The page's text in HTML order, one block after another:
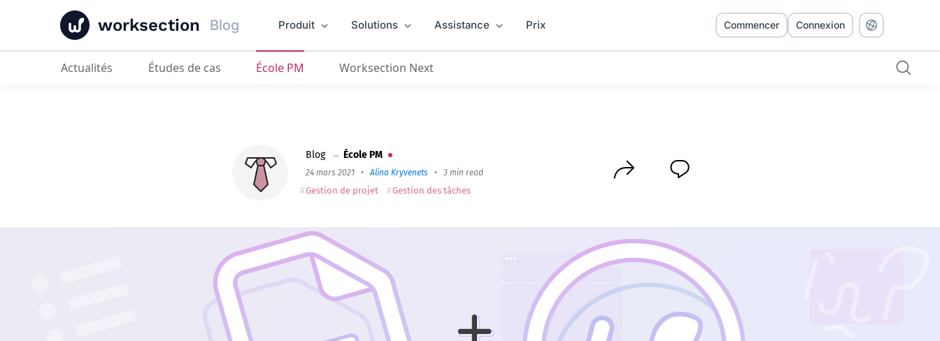
worksection Blog Produit Solutions Assistance Prix
Collecte de tâches dans Worksection Utilisation de Google Forms
Commencer Connexion
Actualités Études de cas École PM Worksection Next
Blog → École PM
24 mars 2021 •Alina Kryvenets • 3 min read
Gestion de projet Gestion des tâches